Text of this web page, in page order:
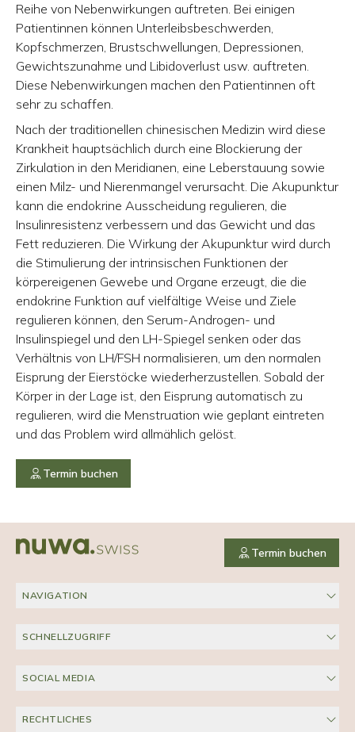
Reihe von Nebenwirkungen auftreten. Bei einigen
Patientinnen können Unterleibsbeschwerden,
Kopfschmerzen, Brustschwellungen, Depressionen,
Gewichtszunahme und Libidoverlust usw. auftreten.
Diese Nebenwirkungen machen den Patientinnen oft
sehr zu schaffen.
Nach der traditionellen chinesischen Medizin wird diese
Krankheit hauptsächlich durch eine Blockierung der
Zirkulation in den Meridianen, eine Leberstauung sowie
einen Milz- und Nierenmangel verursacht. Die Akupunktur
kann die endokrine Ausscheidung regulieren, die
Insulinresistenz verbessern und das Gewicht und das
Fett reduzieren. Die Wirkung der Akupunktur wird durch
die Stimulierung der intrinsischen Funktionen der
körpereigenen Gewebe und Organe erzeugt, die die
endokrine Funktion auf vielfältige Weise und Ziele
regulieren können, den Serum-Androgen- und
Insulinspiegel und den LH-Spiegel senken oder das
Verhältnis von LH/FSH normalisieren, um den normalen
Eisprung der Eierstöcke wiederherzustellen. Sobald der
Körper in der Lage ist, den Eisprung automatisch zu
regulieren, wird die Menstruation wie geplant eintreten
und das Problem wird allmählich gelöst.
Termin buchen
Termin buchen
NAVIGATION
SCHNELLZUGRIFF
SOCIAL MEDIA
RECHTLICHES